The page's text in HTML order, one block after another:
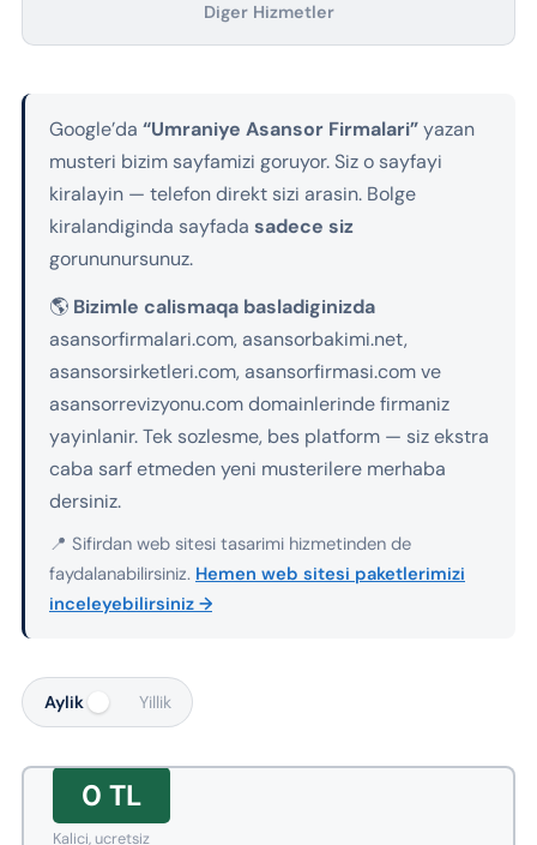
Diger Hizmetler
Google’da “Umraniye Asansor Firmalari”yazan
musteri bizim sayfamizi goruyor. Siz o sayfayi
kiralayin — telefon direkt sizi arasin. Bolge
kiralandiginda sayfada sadece siz
gorununursunuz.
🌎 Bizimle calismaqa basladiginizda
asansorfirmalari.com, asansorbakimi.net,
asansorsirketleri.com, asansorfirmasi.com ve
asansorrevizyonu.com domainlerinde firmaniz
yayinlanir. Tek sozlesme, bes platform — siz ekstra
caba sarf etmeden yeni musterilere merhaba
dersiniz.
📍 Sifirdan web sitesi tasarimi hizmetinden de
faydalanabilirsiniz. Hemen web sitesi paketlerimizi
inceleyebilirsiniz →
Aylik Yillik
0 TL
Kalici, ucretsiz